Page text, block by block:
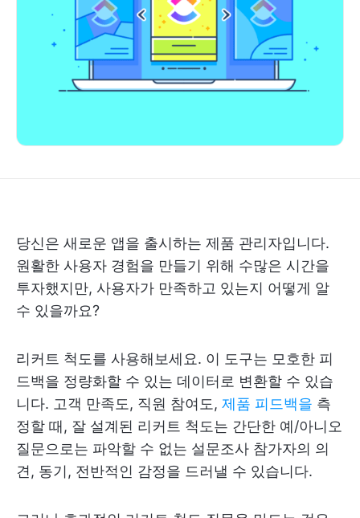
당신은 새로운 앱을 출시하는 제품 관리자입니다.
원활한 사용자 경험을 만들기 위해 수많은 시간을
투자했지만, 사용자가 만족하고 있는지 어떻게 알
수 있을까요?
리커트 척도를 사용해보세요. 이 도구는 모호한 피
드백을 정량화할 수 있는 데이터로 변환할 수 있습
니다. 고객 만족도, 직원 참여도, 제품 피드백을 측
정할 때, 잘 설계된 리커트 척도는 간단한 예/아니오
질문으로는 파악할 수 없는 설문조사 참가자의 의
견, 동기, 전반적인 감정을 드러낼 수 있습니다.